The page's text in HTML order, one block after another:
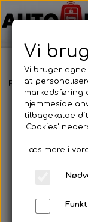
Forside Bilnøgler
Vi
Vi bruger
at
markedsføring
hjemmeside
tilbagekalde
'Cookies'
Læs mere i